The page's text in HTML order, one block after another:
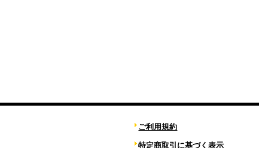
ご利用規約
特定商取引に基づく表示